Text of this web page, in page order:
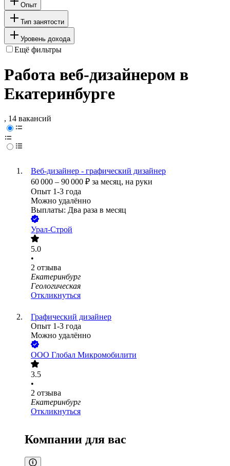
Опыт
Тип занятости
Уровень дохода
Ещё фильтры
Работа веб-дизайнером в
Екатеринбурге
, 14 вакансий
Веб-дизайнер - графический дизайнер
60 000 – 90 000 ₽ за месяц, на руки
Опыт 1-3 года
Можно удалённо
Выплаты: Два раза в месяц
Урал-Строй
5.0
•
2 отзыва
Екатеринбург
Геологическая
Откликнуться
Графический дизайнер
Опыт 1-3 года
Можно удалённо
ООО Глобал Микромобилити
3.5
•
2 отзыва
Екатеринбург
Откликнуться
Компании для вас